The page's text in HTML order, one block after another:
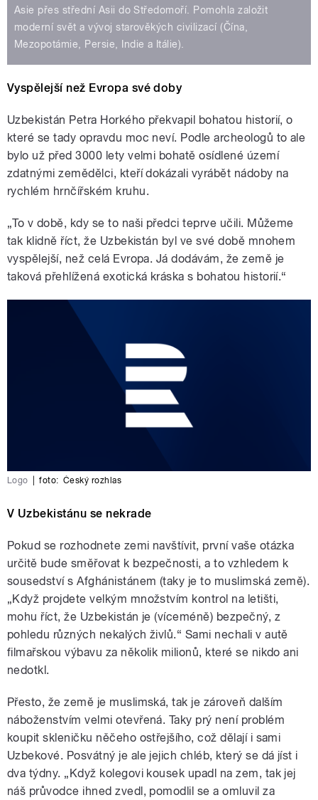
Asie přes střední Asii do Středomoří. Pomohla založit
moderní svět a vývoj starověkých civilizací (Čína,
Mezopotámie, Persie, Indie a Itálie).
Vyspělejší než Evropa své doby
Uzbekistán Petra Horkého překvapil bohatou historií, o
které se tady opravdu moc neví. Podle archeologů to ale
bylo už před 3000 lety velmi bohatě osídlené území
zdatnými zemědělci, kteří dokázali vyrábět nádoby na
rychlém hrnčířském kruhu.
„To v době, kdy se to naši předci teprve učili. Můžeme
tak klidně říct, že Uzbekistán byl ve své době mnohem
vyspělejší, než celá Evropa. Já dodávám, že země je
taková přehlížená exotická kráska s bohatou historií.“
Logo foto: Český rozhlas
V Uzbekistánu se nekrade
Pokud se rozhodnete zemi navštívit, první vaše otázka
určitě bude směřovat k bezpečnosti, a to vzhledem k
sousedství s Afghánistánem (taky je to muslimská země).
„Když projdete velkým množstvím kontrol na letišti,
mohu říct, že Uzbekistán je (víceméně) bezpečný, z
pohledu různých nekalých živlů.“ Sami nechali v autě
filmařskou výbavu za několik milionů, které se nikdo ani
nedotkl.
Přesto, že země je muslimská, tak je zároveň dalším
náboženstvím velmi otevřená. Taky prý není problém
koupit skleničku něčeho ostřejšího, což dělají i sami
Uzbekové. Posvátný je ale jejich chléb, který se dá jíst i
dva týdny. „Když kolegovi kousek upadl na zem, tak jej
náš průvodce ihned zvedl, pomodlil se a omluvil za